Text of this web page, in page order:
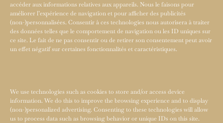
accéder aux informations relatives aux appareils. Nous le faisons pour
améliorer l’expérience de navigation et pour afficher des publicités
(non-)personnalisées. Consentir à ces technologies nous autorisera à traiter
des données telles que le comportement de navigation ou les ID uniques sur
ce site. Le fait de ne pas consentir ou de retirer son consentement peut avoir
un effet négatif sur certaines fonctionnalités et caractéristiques.
We use technologies such as cookies to store and/or access device
information. We do this to improve the browsing experience and to display
(non-)personalized advertising. Consenting to these technologies will allow
us to process data such as browsing behavior or unique IDs on this site.